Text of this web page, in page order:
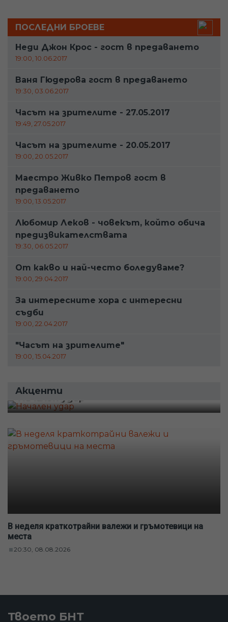
ПОСЛЕДНИ БРОЕВЕ
Неди Джон Крос - гост в предаването
19:00, 10.06.2017
Ваня Гюдерова гост в предаването
19:30, 03.06.2017
Часът на зрителите - 27.05.2017
19:49, 27.05.2017
Часът на зрителите - 20.05.2017
19:00, 20.05.2017
Маестро Живко Петров гост в
предаването
19:00, 13.05.2017
Любомир Леков - човекът, който обича
предизвикателствата
19:30, 06.05.2017
От какво и най-често боледуваме?
19:00, 29.04.2017
За интересните хора с интересни
съдби
19:00, 22.04.2017
"Часът на зрителите"
19:00, 15.04.2017
Акценти
Начален удар
В неделя краткотрайни валежи и гръмотевици на
места
20:30, 08.08.2026
Твоето БНТ